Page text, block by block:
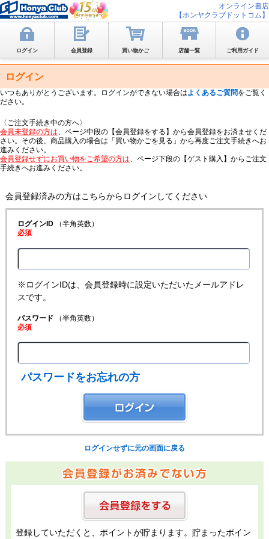
オンライン書店
【ホンヤクラブドットコム】
ログイン 会員登録 買い物かご 店舗一覧 ご利用ガイド
ログイン
いつもありがとうございます。ログインができない場合はよくあるご質問をご覧く
ださい。
〈ご注文手続き中の方へ〉
会員未登録の方は、ページ中段の【会員登録をする】から会員登録をお済ませくだ
さい。その後、商品購入の場合は「買い物かごを見る」から再度ご注文手続きへお
進みください。
会員登録せずにお買い物をご希望の方は、ページ下段の【ゲスト購入】からご注文
手続きへお進みください。
会員登録済みの方はこちらからログインしてください
ログインID（半角英数）
必須
※ログインIDは、会員登録時に設定いただいたメールアドレ
スです。
パスワード （半角英数）
必須
パスワードをお忘れの方
ログインせずに元の画面に戻る
登録していただくと、ポイントが貯まります。貯まったポイン